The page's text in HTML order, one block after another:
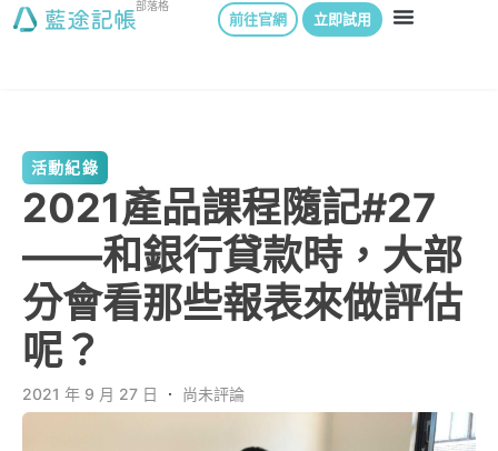
部落格
前往官網 立即試用
活動紀錄
2021產品課程隨記#27
——和銀行貸款時，大部
分會看那些報表來做評估
呢？
2021 年 9 月 27 日 ． 尚未評論